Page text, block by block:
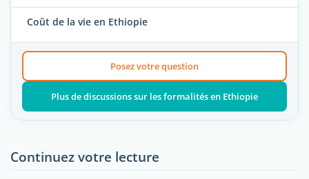
Coût de la vie en Ethiopie
Posez votre question
Plus de discussions sur les formalités en Ethiopie
Continuez votre lecture